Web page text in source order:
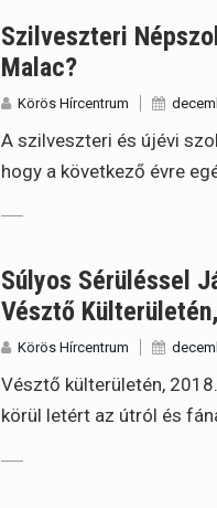
Szilveszteri
Malac?
Körös Hírcentrum
A szilveszteri és újévi
hogy a következő évre
Súlyos Sérüléssel
Vésztő
Körös Hírcentrum
Vésztő külterületén,
körül letért az útról és